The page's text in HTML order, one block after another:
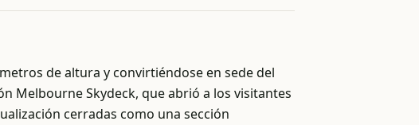
de altura y convirtiéndose en sede del
Melbourne Skydeck, que abrió a los visitantes
cerradas como una sección